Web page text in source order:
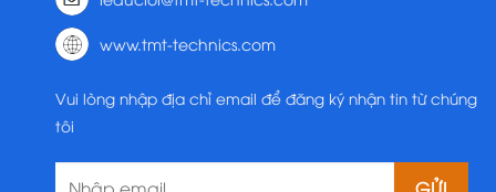
www.tmt-technics.com
Vui lòng nhập địa chỉ email để đăng ký nhận tin từ chúng
tôi